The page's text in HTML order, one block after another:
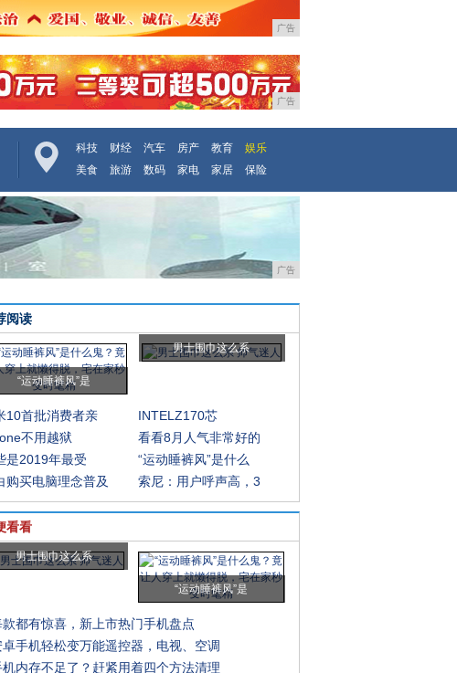
广告
广告
科技 财经 汽车 房产 教育
娱乐
美食
旅游 数码 家电 家居 保险
广告
阅读
“运动睡裤风”是
男士围巾这么系
10首批消费者亲
INTELZ170芯
不用越狱
看看8月人气非常好的
是2019年最受
“运动睡裤风”是什么
购买电脑理念普及
索尼：用户呼声高，3
看看
男士围巾这么系
“运动睡裤风”是
款都有惊喜，新上市热门手机盘点
卓手机轻松变万能遥控器，电视、空调
机内存不足了？赶紧用着四个方法清理